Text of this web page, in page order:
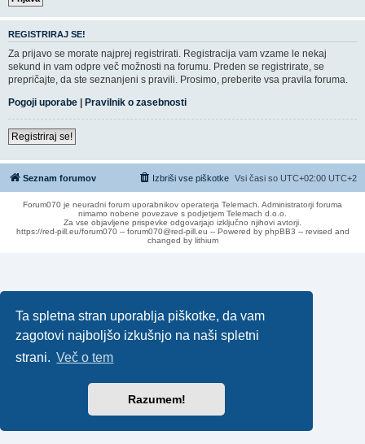
Ta spletna stran uporablja piškotke, da vam
zagotovi najboljšo izkušnjo na naši spletni
strani. Več o tem
Razumem!
REGISTRIRAJ SE!
Za prijavo se morate najprej registrirati. Registracija vam vzame le nekaj
sekund in vam odpre več možnosti na forumu. Preden se registrirate, se
prepričajte, da ste seznanjeni s pravili. Prosimo, preberite vsa pravila foruma.
Pogoji uporabe | Pravilnik o zasebnosti
Registriraj se!
Seznam forumov Vsi časi so UTC+02:00 UTC+2
Izbriši vse piškotke
Forum070 je neuradni forum uporabnikov operaterja Telemach. Administratorji foruma
nimamo nobene povezave s podjetjem Telemach d.o.o.
Za vse objavljene prispevke odgovarjajo izključno njihovi avtorji.
https://red-pill.eu/forum070 -- forum070@red-pill.eu -- Powered by phpBB3 -- revised and
changed by lithium